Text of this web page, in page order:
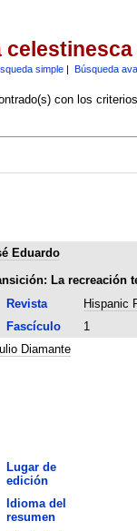
celestinesca
simple| Búsqueda
con los
Eduardo
La recreación
Revista
Hispanic
Fascículo
1
Diamante
Lugar de
edición
Idioma del
resumen